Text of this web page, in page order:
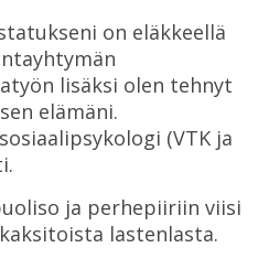
on eläkkeellä
lisäksi olen tehnyt
elämäni.
(VTK ja
ja perhepiiriin viisi
lastenlasta.